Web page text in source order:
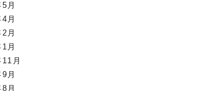
月
月
月
月
月
月
月